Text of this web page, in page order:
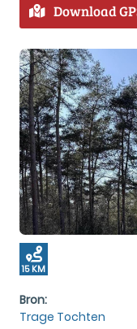
Download
15 KM
Bron:
Trage Tochten